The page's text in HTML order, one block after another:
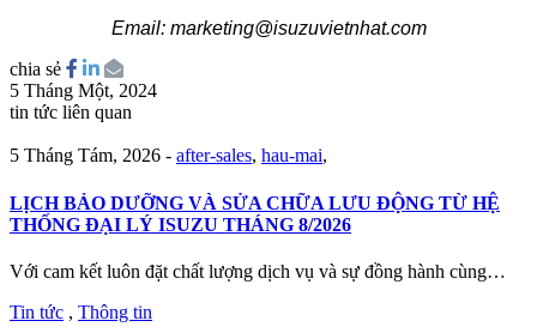
Email: marketing@isuzuvietnhat.com
chia sẻ
5 Tháng Một, 2024
tin tức liên quan
5 Tháng Tám, 2026 - after-sales, hau-mai,
LỊCH BẢO DƯỠNG VÀ SỬA CHỮA LƯU ĐỘNG TỪ HỆ
THỐNG ĐẠI LÝ ISUZU THÁNG 8/2026
Với cam kết luôn đặt chất lượng dịch vụ và sự đồng hành cùng…
Tin tức , Thông tin